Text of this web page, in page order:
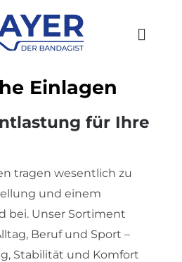
Einlagen
für Ihre
tragen wesentlich zu
und einem
bei. Unser Sortiment
Beruf und Sport –
Stabilität und Komfort